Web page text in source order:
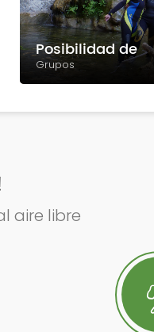
Posibilidad de
Grupos
aire libre